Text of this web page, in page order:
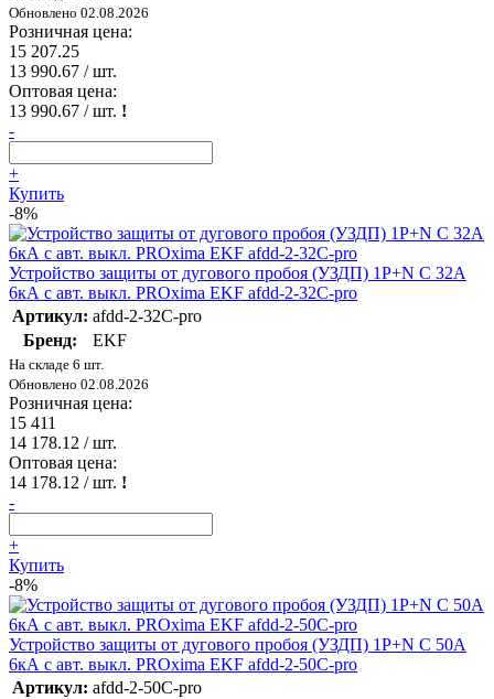
Обновлено 02.08.2026
Розничная цена:
15 207.25
13 990.67 / шт.
Оптовая цена:
13 990.67 / шт. !
-
+
Купить
-8%
Устройство защиты от дугового пробоя (УЗДП) 1P+N C 32А
6кА с авт. выкл. PROxima EKF afdd-2-32C-pro
Артикул: afdd-2-32C-pro
Бренд:
EKF
На складе 6 шт.
Обновлено 02.08.2026
Розничная цена:
15 411
14 178.12 / шт.
Оптовая цена:
14 178.12 / шт. !
-
+
Купить
-8%
Устройство защиты от дугового пробоя (УЗДП) 1P+N C 50А
6кА с авт. выкл. PROxima EKF afdd-2-50C-pro
Артикул: afdd-2-50C-pro